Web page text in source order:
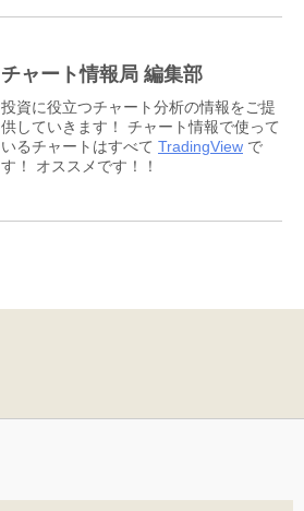
チャート情報局 編集部
投資に役立つチャート分析の情報をご提
供していきます！ チャート情報で使って
いるチャートはすべて TradingView で
す！ オススメです！！